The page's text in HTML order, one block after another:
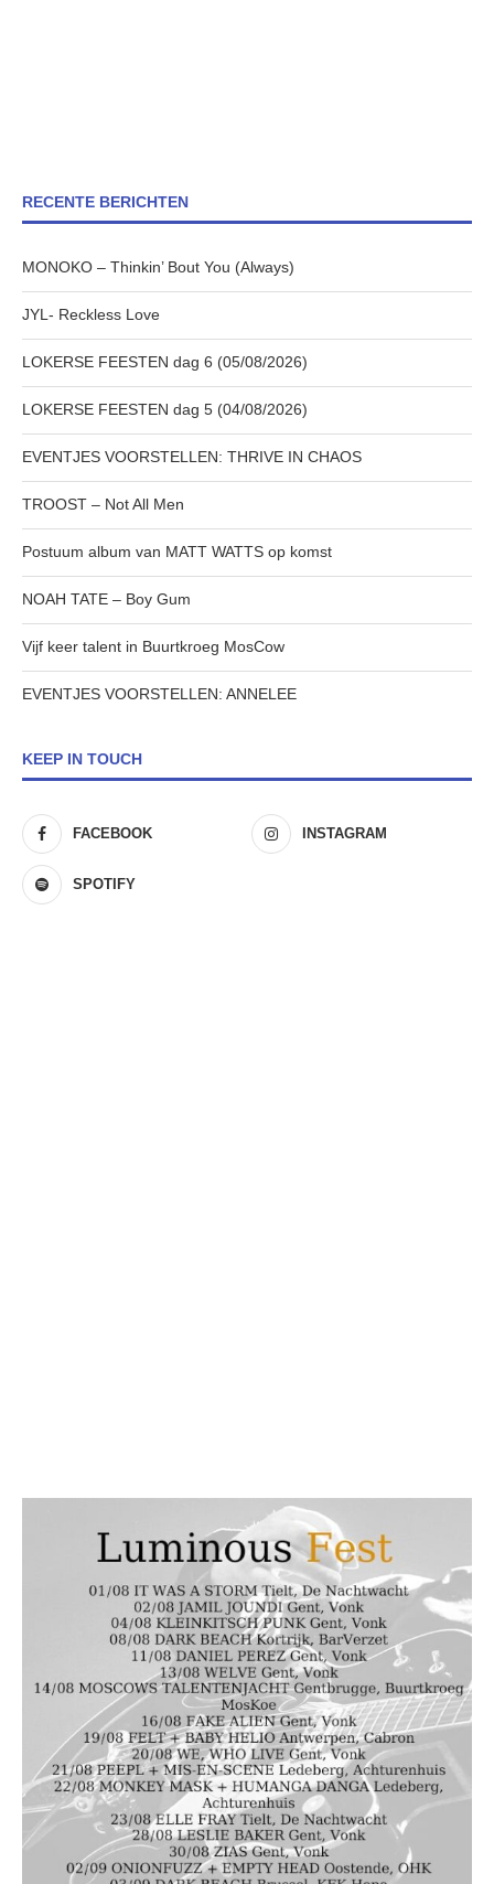
RECENTE BERICHTEN
MONOKO – Thinkin’ Bout You (Always)
JYL- Reckless Love
LOKERSE FEESTEN dag 6 (05/08/2026)
LOKERSE FEESTEN dag 5 (04/08/2026)
EVENTJES VOORSTELLEN: THRIVE IN CHAOS
TROOST – Not All Men
Postuum album van MATT WATTS op komst
NOAH TATE – Boy Gum
Vijf keer talent in Buurtkroeg MosCow
EVENTJES VOORSTELLEN: ANNELEE
KEEP IN TOUCH
FACEBOOK INSTAGRAM
SPOTIFY